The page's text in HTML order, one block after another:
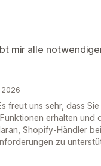
mir alle
2026
freut uns sehr, dass
erhalten und
Shopify-Händler
zu